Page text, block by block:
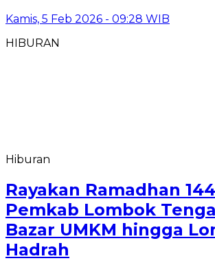
Kamis, 5 Feb 2026 - 09:28 WIB
HIBURAN
Hiburan
Rayakan Ramadhan
Pemkab Lombok
Bazar UMKM hingga
Hadrah